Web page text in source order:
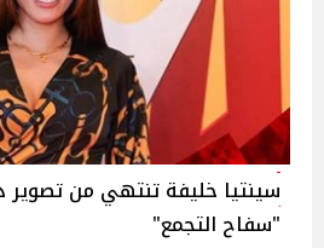
سينتيا خليفة تنتهي من
"سفاح التجمع"